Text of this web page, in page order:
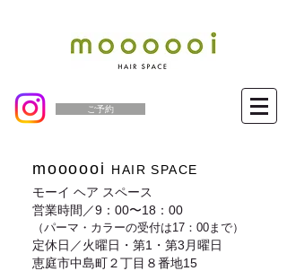
ご予約
moooooi
HAIR SPACE
モーイ ヘア スペース
営業時間／9：00〜18：00
（パーマ・カラーの受付は17：00まで）
定休日／火曜日・第1・第3月曜日
恵庭市中島町２丁目８番地15